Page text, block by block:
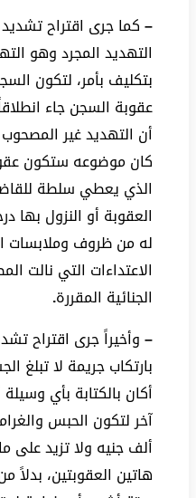
–كما جرى اقتراح
التهديد المجرد وهو
بتكليف بأمر، لتكون
عقوبة السجن جاء
أن التهديد غير
كان موضوعه ستكون
الذي يعطي سلطة
العقوبة أو النزول بها
له من ظروف وملابسات
الاعتداءات التي نالت
الجنائية المقررة.
–وأخيراً جرى اقتراح
بارتكاب جريمة لا تبلغ
أكان بالكتابة بأي
آخر لتكون الحبس
ألف جنيه ولا تزيد على
هاتين العقوبتين،